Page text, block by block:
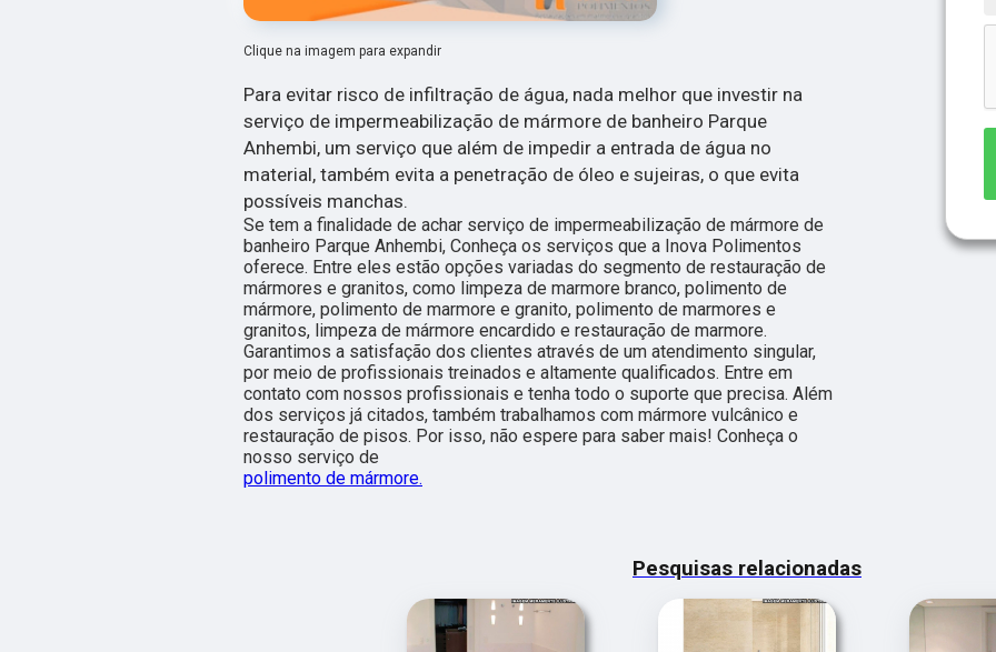
Clique na imagem para expandir
Para evitar risco de infiltração de água, nada melhor que investir na
serviço de impermeabilização de mármore de banheiro Parque
Anhembi, um serviço que além de impedir a entrada de água no
material, também evita a penetração de óleo e sujeiras, o que evita
possíveis manchas.
Se tem a finalidade de achar serviço de impermeabilização de mármore de
banheiro Parque Anhembi, Conheça os serviços que a Inova Polimentos
oferece. Entre eles estão opções variadas do segmento de restauração de
mármores e granitos, como limpeza de marmore branco, polimento de
mármore, polimento de marmore e granito, polimento de marmores e
granitos, limpeza de mármore encardido e restauração de marmore.
Garantimos a satisfação dos clientes através de um atendimento singular,
por meio de profissionais treinados e altamente qualificados. Entre em
contato com nossos profissionais e tenha todo o suporte que precisa. Além
dos serviços já citados, também trabalhamos com mármore vulcânico e
restauração de pisos. Por isso, não espere para saber mais! Conheça o
nosso serviço de
polimento de mármore.
Pesquisas relacionadas